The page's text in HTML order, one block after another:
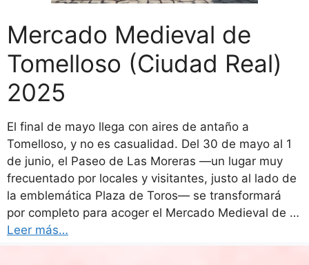
Mercado Medieval de
Tomelloso (Ciudad Real)
2025
El final de mayo llega con aires de antaño a
Tomelloso, y no es casualidad. Del 30 de mayo al 1
de junio, el Paseo de Las Moreras —un lugar muy
frecuentado por locales y visitantes, justo al lado de
la emblemática Plaza de Toros— se transformará
por completo para acoger el Mercado Medieval de …
Leer más…